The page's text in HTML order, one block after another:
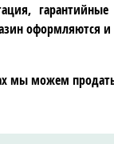
оформляются
мы можем